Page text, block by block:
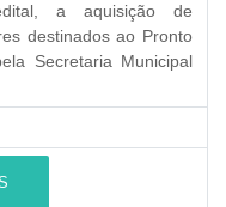
a aquisição de
destinados ao Pronto
Secretaria Municipal